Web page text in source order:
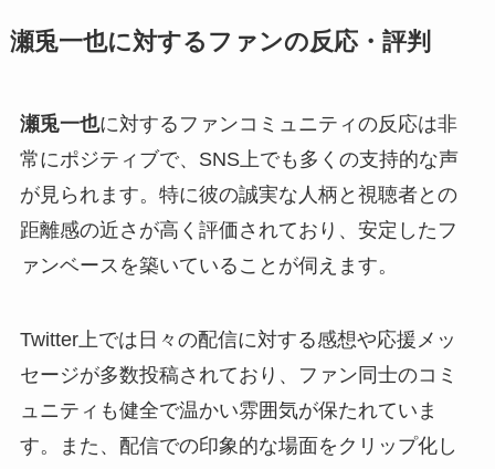
瀬兎一也に対するファンの反応・評判
瀬兎一也に対するファンコミュニティの反応は非
常にポジティブで、SNS上でも多くの支持的な声
が見られます。特に彼の誠実な人柄と視聴者との
距離感の近さが高く評価されており、安定したフ
ァンベースを築いていることが伺えます。
Twitter上では日々の配信に対する感想や応援メッ
セージが多数投稿されており、ファン同士のコミ
ュニティも健全で温かい雰囲気が保たれていま
す。また、配信での印象的な場面をクリップ化し